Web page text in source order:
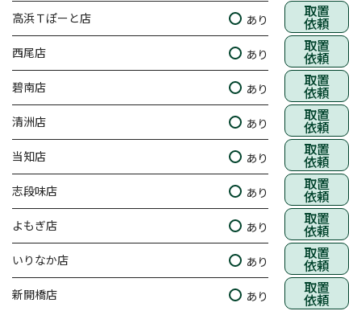
高浜Ｔぽーと店 あり 取置
依頼
西尾店 あり 取置
依頼
碧南店 あり 取置
依頼
清洲店 あり 取置
依頼
当知店 あり 取置
依頼
志段味店 あり 取置
依頼
よもぎ店 あり 取置
依頼
いりなか店 あり 取置
依頼
新開橋店 あり 取置
依頼